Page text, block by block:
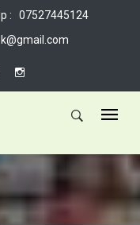
: 07527445124